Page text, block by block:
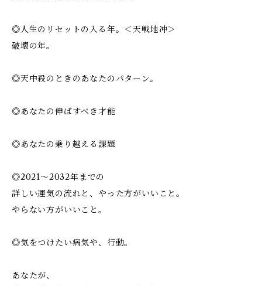
◎人生のリセットの入る年。＜天戦地冲＞
破壊の年。
◎天中殺のときのあなたのパターン。
◎あなたの伸ばすべき才能
◎あなたの乗り越える課題
◎2021～2032年までの
詳しい運気の流れと、やった方がいいこと。
やらない方がいいこと。
◎気をつけたい病気や、行動。
あなたが、